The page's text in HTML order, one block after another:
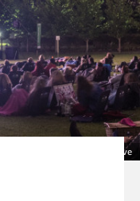
Troy Davies from Retroyspective